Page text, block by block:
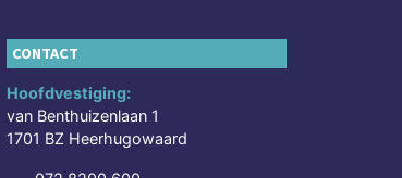
CONTACT
Hoofdvestiging:
van Benthuizenlaan 1
1701 BZ Heerhugowaard